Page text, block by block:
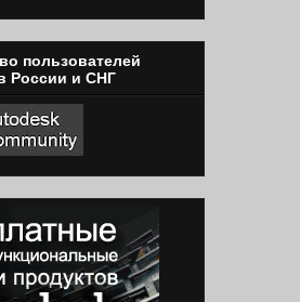
пользователей
России и СНГ